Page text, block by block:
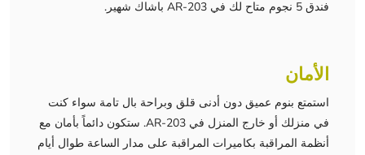
فندق 5 نجوم متاح لك في AR-203 باشاك شهير.
الأمان
استمتع بنوم عميق دون أدنى قلق وبراحة بال تامة سواء كنت
في منزلك أو خارج المنزل في AR-203. ستكون دائماً بأمان مع
أنظمة المراقبة بكاميرات المراقبة على مدار الساعة طوال أيام